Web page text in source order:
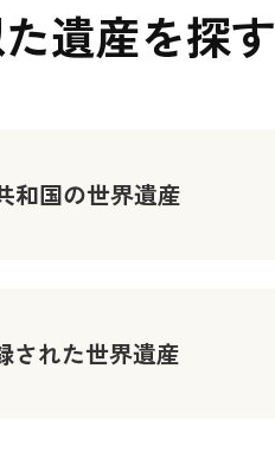
遺産を探す
和国の世界遺産
された世界遺産